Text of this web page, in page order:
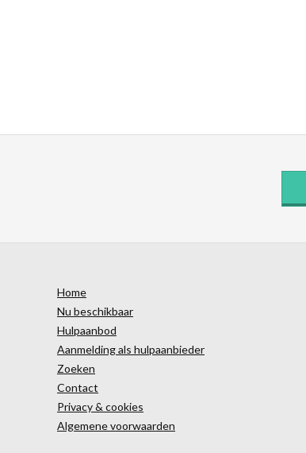
Home
Nu beschikbaar
Hulpaanbod
Aanmelding als hulpaanbieder
Zoeken
Contact
Privacy & cookies
Algemene voorwaarden